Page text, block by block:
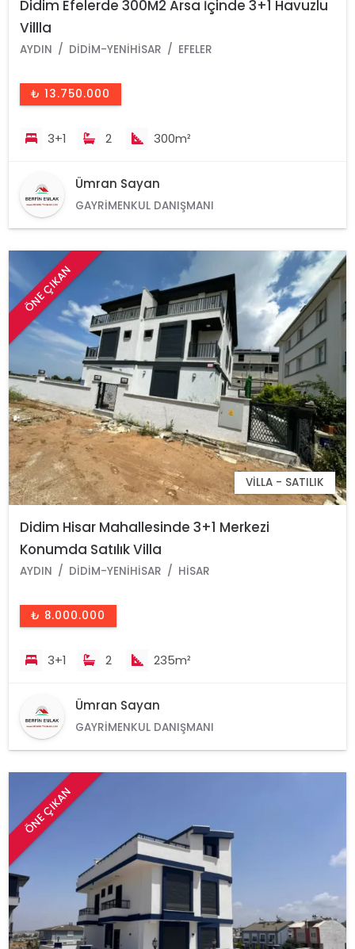
Didim Efelerde 300M2 Arsa İçinde 3+1 Havuzlu
Villla
AYDIN DIDIM-YENIHISAR EFELER
₺ 13.750.000
3+1 2 300m²
Ümran Sayan
GAYRIMENKUL DANIŞMANI
ÖNE ÇIKAN
VILLA - SATILIK
Didim Hisar Mahallesinde 3+1 Merkezi
Konumda Satılık Villa
AYDIN DIDIM-YENIHISAR HISAR
₺ 8.000.000
3+1 2 235m²
Ümran Sayan
GAYRIMENKUL DANIŞMANI
ÖNE ÇIKAN